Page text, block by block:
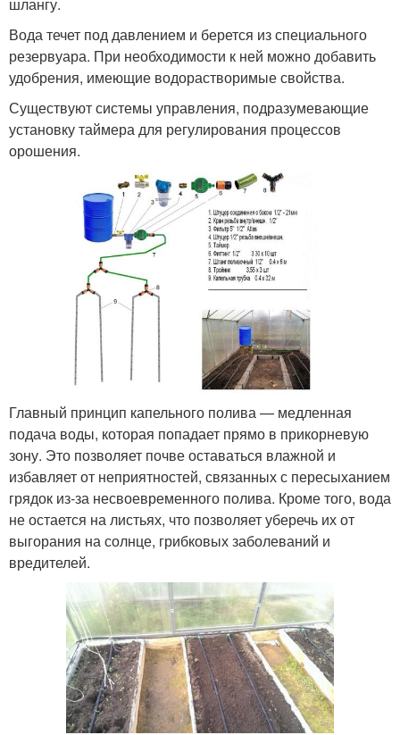
Вода течет под давлением и берется из специального
резервуара. При необходимости к ней можно добавить
удобрения, имеющие водорастворимые свойства.
Существуют системы управления, подразумевающие
установку таймера для регулирования процессов
орошения.
Главный принцип капельного полива — медленная
подача воды, которая попадает прямо в прикорневую
зону. Это позволяет почве оставаться влажной и
избавляет от неприятностей, связанных с пересыханием
грядок из-за несвоевременного полива. Кроме того, вода
не остается на листьях, что позволяет уберечь их от
выгорания на солнце, грибковых заболеваний и
вредителей.